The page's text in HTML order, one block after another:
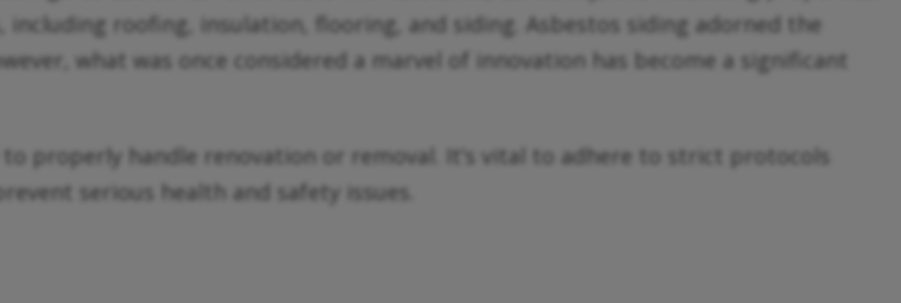
roofing, insulation, flooring, and siding. Asbestos siding adorned the
what was once considered a marvel of innovation has become a significant
properly handle renovation or removal. It’s vital to adhere to strict protocols
serious health and safety issues.